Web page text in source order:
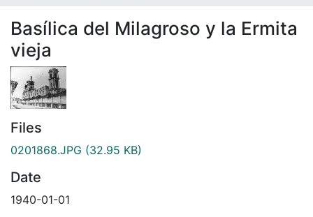
Basílica del Milagroso y la Ermita
vieja
Files
0201868.JPG (32.95 KB)
Date
1940-01-01